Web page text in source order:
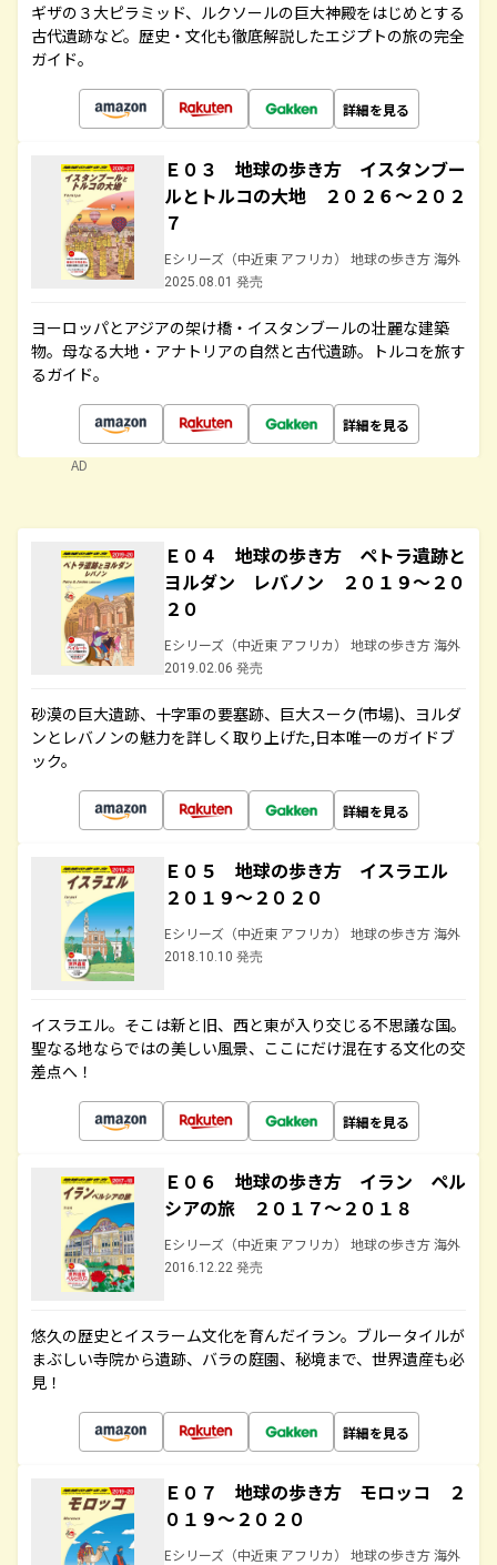
ギザの３大ピラミッド、ルクソールの巨大神殿をはじめとする
古代遺跡など。歴史・文化も徹底解説したエジプトの旅の完全
ガイド。
詳細を見る
Ｅ０３ 地球の歩き方 イスタンブー
ルとトルコの大地 ２０２６～２０２
７
Eシリーズ（中近東 アフリカ） 地球の歩き方 海外
2025.08.01 発売
ヨーロッパとアジアの架け橋・イスタンブールの壮麗な建築
物。母なる大地・アナトリアの自然と古代遺跡。トルコを旅す
るガイド。
詳細を見る
AD
Ｅ０４ 地球の歩き方 ペトラ遺跡と
ヨルダン レバノン ２０１９～２０
２０
Eシリーズ（中近東 アフリカ） 地球の歩き方 海外
2019.02.06 発売
砂漠の巨大遺跡、十字軍の要塞跡、巨大スーク(市場)、ヨルダ
ンとレバノンの魅力を詳しく取り上げた,日本唯一のガイドブ
ック。
詳細を見る
Ｅ０５ 地球の歩き方 イスラエル
２０１９～２０２０
Eシリーズ（中近東 アフリカ） 地球の歩き方 海外
2018.10.10 発売
イスラエル。そこは新と旧、西と東が入り交じる不思議な国。
聖なる地ならではの美しい風景、ここにだけ混在する文化の交
差点へ！
詳細を見る
Ｅ０６ 地球の歩き方 イラン ペル
シアの旅 ２０１７～２０１８
Eシリーズ（中近東 アフリカ） 地球の歩き方 海外
2016.12.22 発売
悠久の歴史とイスラーム文化を育んだイラン。ブルータイルが
まぶしい寺院から遺跡、バラの庭園、秘境まで、世界遺産も必
見！
詳細を見る
Ｅ０７ 地球の歩き方 モロッコ ２
０１９～２０２０
Eシリーズ（中近東 アフリカ） 地球の歩き方 海外